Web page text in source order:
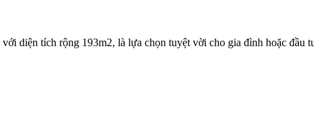
diện tích rộng 193m2, là lựa chọn tuyệt vời cho gia đình hoặc đầu